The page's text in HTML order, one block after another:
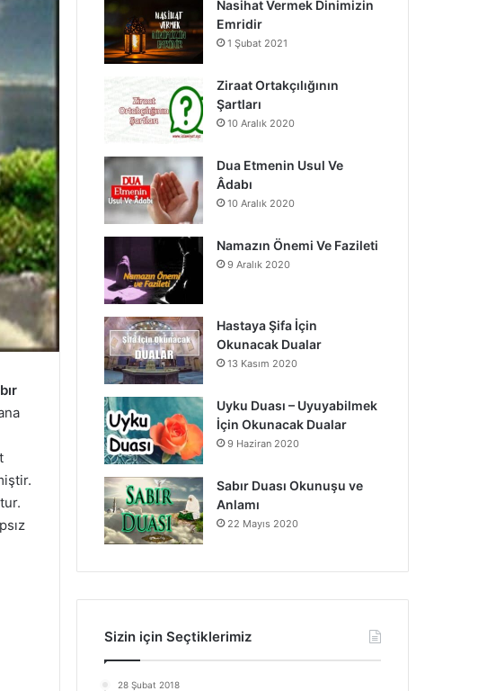
o
o
k
b
g
a
Nasihat Vermek Dinimizin
Emridir
1 Şubat 2021
Ziraat Ortakçılığının
Şartları
10 Aralık 2020
Dua Etmenin Usul Ve
Âdabı
10 Aralık 2020
Namazın Önemi Ve Fazileti
9 Aralık 2020
Hastaya Şifa İçin
Okunacak Dualar
13 Kasım 2020
Uyku Duası – Uyuyabilmek
İçin Okunacak Dualar
9 Haziran 2020
Sabır Duası Okunuşu ve
Anlamı
22 Mayıs 2020
Sizin için Seçtiklerimiz
28 Şubat 2018